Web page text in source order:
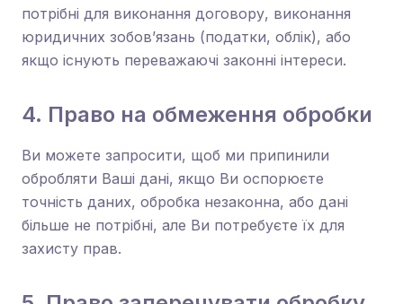
потрібні для виконання договору, виконання
юридичних зобов’язань (податки, облік), або
якщо існують переважаючі законні інтереси.
4. Право на обмеження обробки
Ви можете запросити, щоб ми припинили
обробляти Ваші дані, якщо Ви оспорюєте
точність даних, обробка незаконна, або дані
більше не потрібні, але Ви потребуєте їх для
захисту прав.